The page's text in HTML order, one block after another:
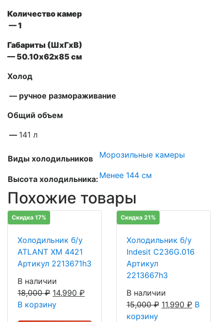
Количество камер
— 1
Габариты (ШxГxВ)
— 50.10х62х85 см
Холод
— ручное размораживание
Общий объем
— 141 л
Виды холодильников Морозильные камеры
Высота холодильника: Менее 144 см
Похожие товары
Скидка 17%
Холодильник б/у
ATLANT ХМ 4421
Артикул 2213671h3
В наличии
18,000₽ 14,990 ₽
В корзину
Скидка 21%
Холодильник б/у
Indesit C236G.016
Артикул
2213667h3
В наличии
15,000₽ 11,990 ₽ В
корзину